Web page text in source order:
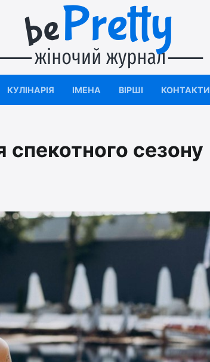
КУЛІНАРІЯ ІМЕНА ВІРШІ КОНТАКТИ
спекотного сезону